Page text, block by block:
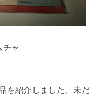
チャ
を紹介しました。未だ